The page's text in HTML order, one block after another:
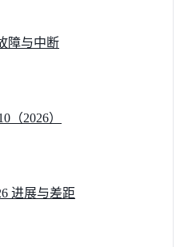
障与中断
（2026）
进展与差距